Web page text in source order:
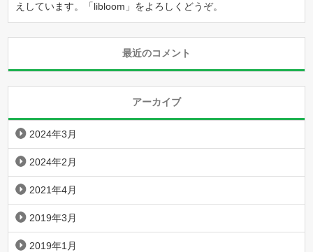
えしています。「libloom 」をよろしくどうぞ。
最近のコメント
アーカイブ
2024年3月
2024年2月
2021年4月
2019年3月
2019年1月